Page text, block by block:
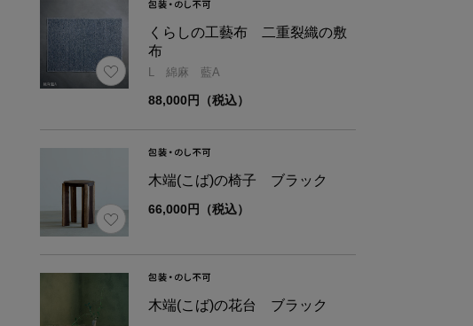
染色 澤染工
加工
商品サイズ
サイズ 幅
-
くらしの工藝布 二重裂織の敷
布
L 綿麻 藍A
88,000円（税込）
木端(こば)の椅子 ブラック
66,000円（税込）
木端(こば)の花台 ブラック